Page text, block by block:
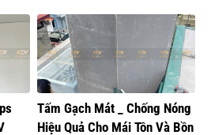
Tấm Gạch Mát _ Chống Nóng
Hiệu Quả Cho Mái Tôn Và Bồn